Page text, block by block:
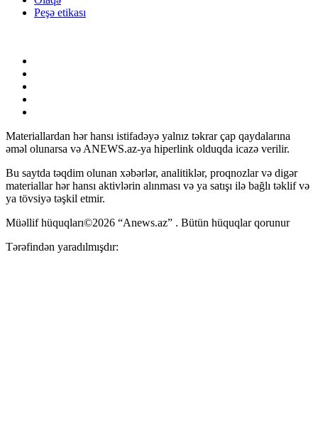
Peşə etikası
Materiallardan hər hansı istifadəyə yalnız təkrar çap qaydalarına
əməl olunarsa və ANEWS.az-ya hiperlink olduqda icazə verilir.
Bu saytda təqdim olunan xəbərlər, analitiklər, proqnozlar və digər
materiallar hər hansı aktivlərin alınması və ya satışı ilə bağlı təklif və
ya tövsiyə təşkil etmir.
Müəllif hüquqları©2026 “Anews.az” . Bütün hüquqlar qorunur
Tərəfindən yaradılmışdır: